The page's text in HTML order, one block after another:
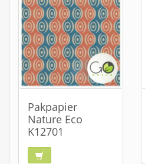
Pakpapier
Nature Eco
K12701